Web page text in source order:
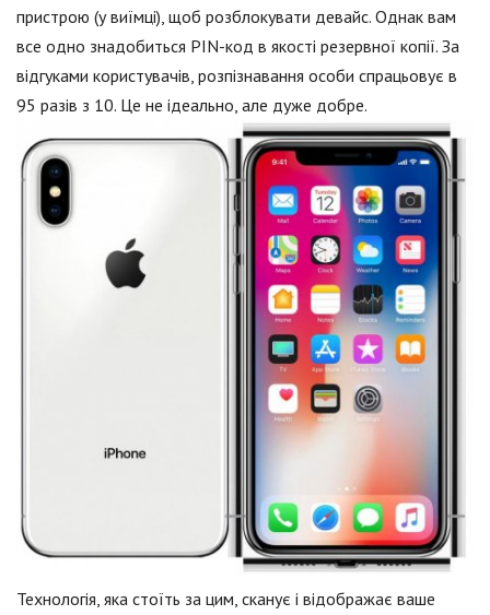
пристрою (у виїмці), щоб розблокувати девайс. Однак вам
все одно знадобиться PIN-код в якості резервної копії. За
відгуками користувачів, розпізнавання особи спрацьовує в
95 разів з 10. Це не ідеально, але дуже добре.
Технологія, яка стоїть за цим, сканує і відображає ваше